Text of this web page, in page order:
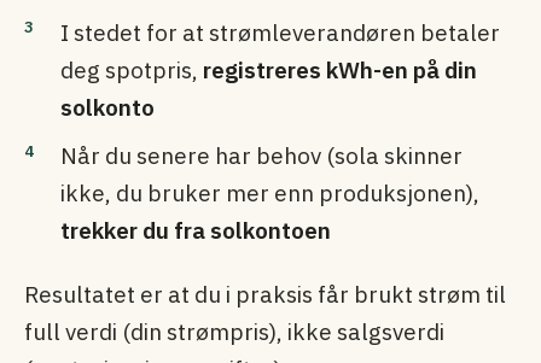
I stedet for at strømleverandøren betaler
deg spotpris, registreres kWh-en på din
solkonto
Når du senere har behov (sola skinner
ikke, du bruker mer enn produksjonen),
trekker du fra solkontoen
Resultatet er at du i praksis får brukt strøm til
full verdi (din strømpris), ikke salgsverdi